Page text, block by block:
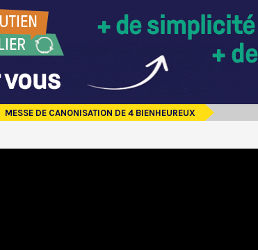
MESSE DE CANONISATION DE 4 BIENHEUREUX